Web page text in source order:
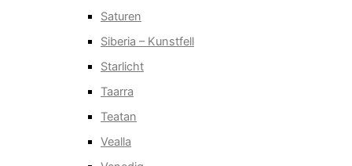
Saturen
Siberia – Kunstfell
Starlicht
Taarra
Teatan
Vealla